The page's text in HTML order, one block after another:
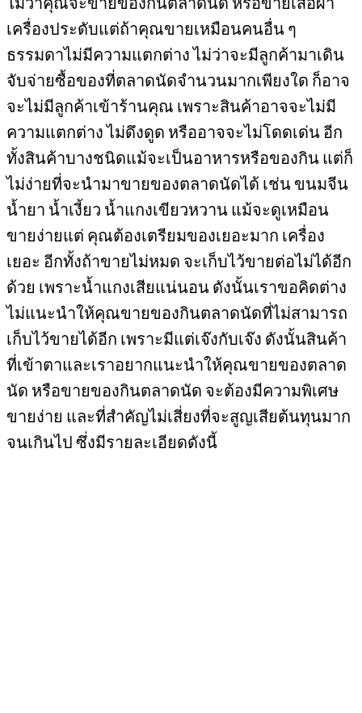
เครื่องประดับแต่ถ้าคุณขายเหมือนคนอื่น ๆ
ธรรมดาไม่มีความแตกต่าง ไม่ว่าจะมีลูกค้ามาเดิน
จับจ่ายซื้อของที่ตลาดนัดจำนวนมากเพียงใด ก็อาจ
จะไม่มีลูกค้าเข้าร้านคุณ เพราะสินค้าอาจจะไม่มี
ความแตกต่าง ไม่ดึงดูด หรืออาจจะไม่โดดเด่น อีก
ทั้งสินค้าบางชนิดแม้จะเป็นอาหารหรือของกิน แต่ก็
ไม่ง่ายที่จะนำมาขายของตลาดนัดได้ เช่น ขนมจีน
น้ำยา น้ำเงี้ยว น้ำแกงเขียวหวาน แม้จะดูเหมือน
ขายง่ายแต่ คุณต้องเตรียมของเยอะมาก เครื่อง
เยอะ อีกทั้งถ้าขายไม่หมด จะเก็บไว้ขายต่อไม่ได้อีก
ด้วย เพราะน้ำแกงเสียแน่นอน ดังนั้นเราขอคิดต่าง
ไม่แนะนำให้คุณขายของกินตลาดนัดที่ไม่สามารถ
เก็บไว้ขายได้อีก เพราะมีแต่เจ๊งกับเจ๊ง ดังนั้นสินค้า
ที่เข้าตาและเราอยากแนะนำให้คุณขายของตลาด
นัด หรือขายของกินตลาดนัด จะต้องมีความพิเศษ
ขายง่าย และที่สำคัญไม่เสี่ยงที่จะสูญเสียต้นทุนมาก
จนเกินไป ซึ่งมีรายละเอียดดังนี้